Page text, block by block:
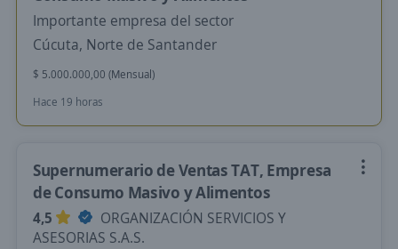
Importante empresa del sector
Cúcuta, Norte de Santander
$ 5.000.000,00 (Mensual)
Hace 19 horas
Supernumerario de Ventas TAT, Empresa
de Consumo Masivo y Alimentos
4,5
ORGANIZACIÓN SERVICIOS Y
ASESORIAS S.A.S.